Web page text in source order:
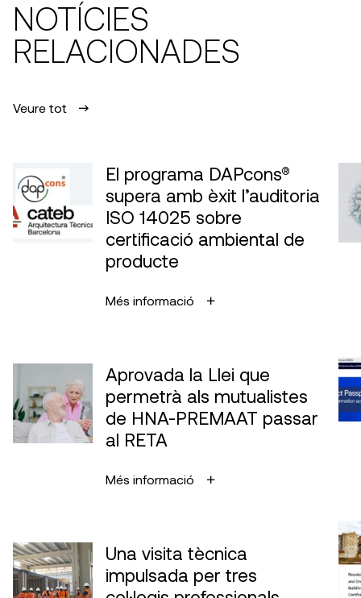
NOTÍCIES
RELACIONADES
Veure tot
El programa DAPcons®
supera amb èxit l’auditoria
ISO 14025 sobre
certificació ambiental de
producte
Més informació
Aprovada la Llei que
permetrà als mutualistes
de HNA-PREMAAT passar
al RETA
Més informació
Una visita tècnica
impulsada per tres